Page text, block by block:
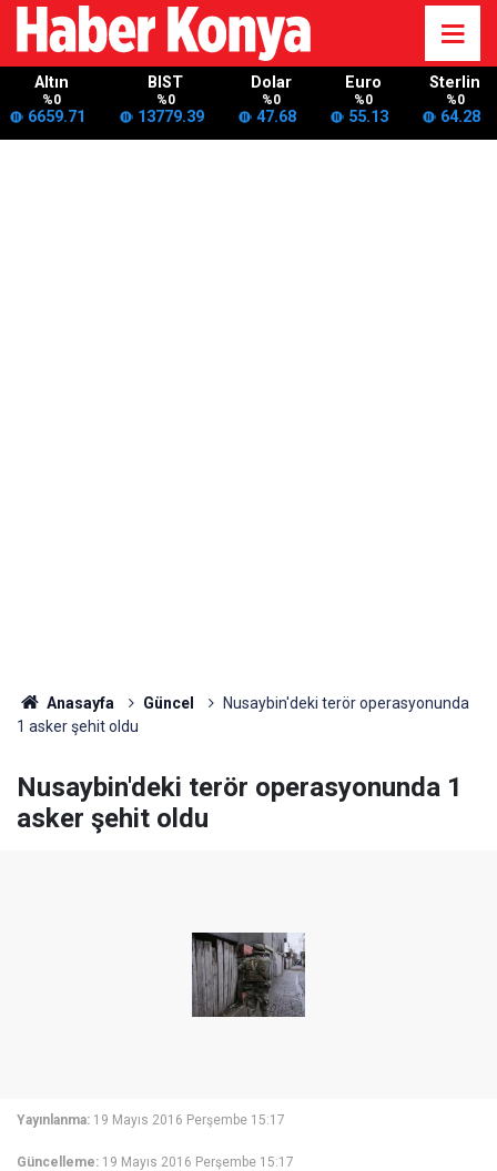
Altın
%0
6659.71
BIST
%0
13779.39
Dolar
%0
47.68
Euro
%0
55.13
Sterlin
%0
64.28
Anasayfa Güncel
Nusaybin'deki terör operasyonunda
1 asker şehit oldu
Nusaybin'deki terör operasyonunda 1
asker şehit oldu
Yayınlanma: 19 Mayıs 2016 Perşembe 15:17
Güncelleme: 19 Mayıs 2016 Perşembe 15:17